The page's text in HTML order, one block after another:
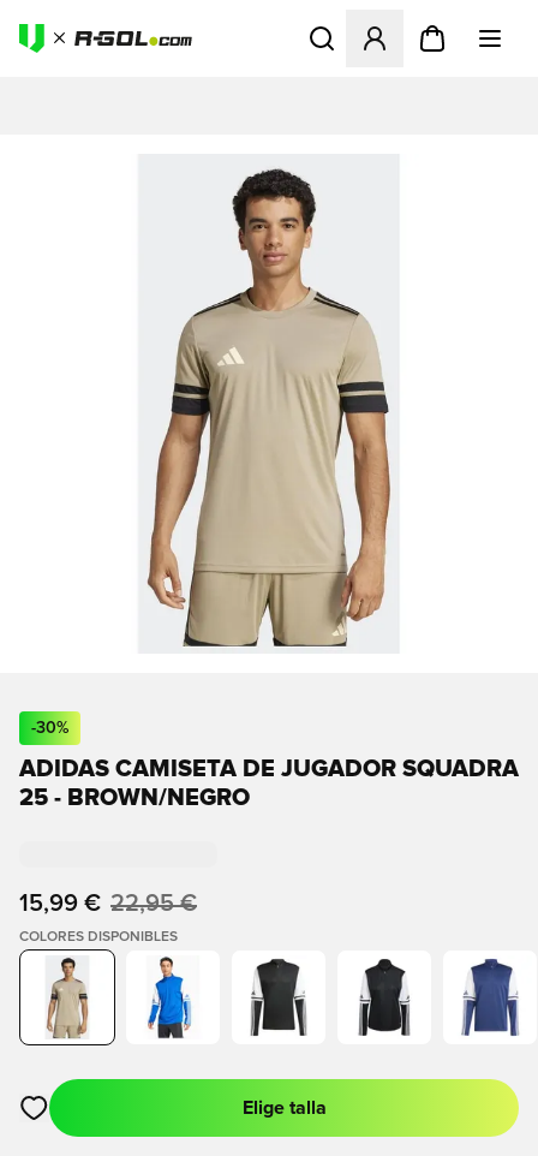
Abre un modal para iniciar
-30%
ADIDAS CAMISETA DE JUGADOR SQUADRA
25 - BROWN/NEGRO
15,99 € 22,95 €
COLORES DISPONIBLES
Abre un modal para iniciar sesión o registrarse como miembro
Elige talla